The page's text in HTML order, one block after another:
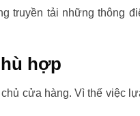
truyền tải những thông
hợp
cửa hàng. Vì thế việc